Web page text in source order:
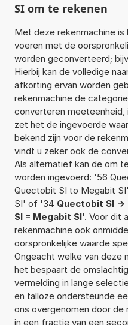
SI om te rekenen
Met deze rekenmachine
voeren met de
worden geconverteerd;
Hierbij kan de volledige
afkorting ervan worden
rekenmachine de
converteren
zet het de ingevoerde
bekend zijn voor de
vindt u zeker ook de
Als alternatief kan de om
worden ingevoerd: '56
Quectobit SI to Megabit
SI' of '34 Quectobit SI -
SI = Megabit SI'. Voor dit
rekenmachine ook
oorspronkelijke waarde
Ongeacht welke van deze
het bespaart de
vermelding in lange
en talloze ondersteunde
ons overgenomen door
in een fractie van een